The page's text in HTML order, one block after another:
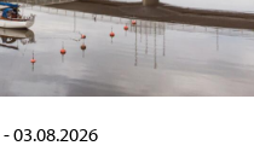
-03.08.2026